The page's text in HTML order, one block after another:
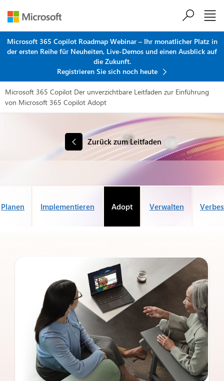
Microsoft 365 Copilot Roadmap Webinar – Ihr monatlicher Platz in
der ersten Reihe für Neuheiten, Live-Demos und einen Ausblick auf
die Zukunft.
Registrieren Sie sich noch heute
Microsoft 365 Copilot Der unverzichtbare Leitfaden zur Einführung
von Microsoft 365 Copilot Adopt
Zurück zum Leitfaden
Planen Implementieren Adopt Verwalten